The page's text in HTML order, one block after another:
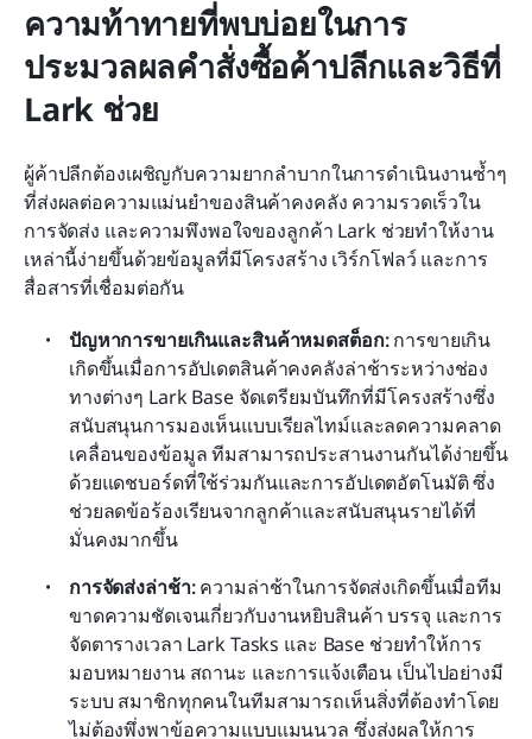
ความท้าทายที่พบบ่อยในการ
ประมวลผลคำสั่งซื้อค้าปลีกและวิธีที่
Lark ช่วย
ผู้ค้าปลีกต้องเผชิญกับความยากลำบากในการดำเนินงานซ้ำๆ
ที่ส่งผลต่อความแม่นยำของสินค้าคงคลัง ความรวดเร็วใน
การจัดส่ง และความพึงพอใจของลูกค้า Lark ช่วยทำให้งาน
เหล่านี้ง่ายขึ้นด้วยข้อมูลที่มีโครงสร้าง เวิร์กโฟลว์ และการ
สื่อสารที่เชื่อมต่อกัน
ปัญหาการขายเกินและสินค้าหมดสต็อก: การขายเกิน
เกิดขึ้นเมื่อการอัปเดตสินค้าคงคลังล่าช้าระหว่างช่อง
ทางต่างๆ Lark Base จัดเตรียมบันทึกที่มีโครงสร้างซึ่ง
สนับสนุนการมองเห็นแบบเรียลไทม์และลดความคลาด
เคลื่อนของข้อมูล ทีมสามารถประสานงานกันได้ง่ายขึ้น
ด้วยแดชบอร์ดที่ใช้ร่วมกันและการอัปเดตอัตโนมัติ ซึ่ง
ช่วยลดข้อร้องเรียนจากลูกค้าและสนับสนุนรายได้ที่
มั่นคงมากขึ้น
การจัดส่งล่าช้า: ความล่าช้าในการจัดส่งเกิดขึ้นเมื่อทีม
ขาดความชัดเจนเกี่ยวกับงานหยิบสินค้า บรรจุ และการ
จัดตารางเวลา Lark Tasks และ Base ช่วยทำให้การ
มอบหมายงาน สถานะ และการแจ้งเตือน เป็นไปอย่างมี
ระบบ สมาชิกทุกคนในทีมสามารถเห็นสิ่งที่ต้องทำโดย
ไม่ต้องพึ่งพาข้อความแบบแมนนวล ซึ่งส่งผลให้การ